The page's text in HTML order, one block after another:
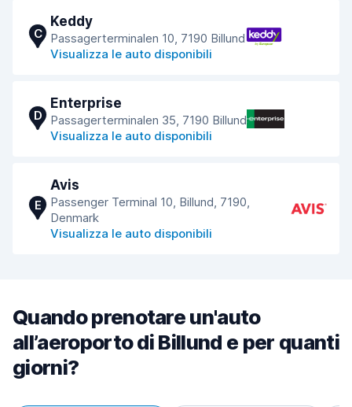
C
Keddy
Passagerterminalen 10, 7190 Billund
Visualizza le auto disponibili
D
Enterprise
Passagerterminalen 35, 7190 Billund
Visualizza le auto disponibili
E
Avis
Passenger Terminal 10, Billund, 7190,
Denmark
Visualizza le auto disponibili
Quando prenotare un'auto
all’aeroporto di Billund e per quanti
giorni?